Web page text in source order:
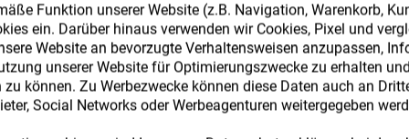
Funktion unserer Website (z.B. Navigation, Warenkorb,
ein. Darüber hinaus verwenden wir Cookies, Pixel und
Website an bevorzugte Verhaltensweisen anzupassen,
unserer Website für Optimierungszwecke zu erhalten
können. Zu Werbezwecke können diese Daten auch an
Social Networks oder Werbeagenturen weitergegeben
18746355
Nur:
7,50 €¹
inkl. MwSt. ggf. zzgl. Versandkosten
Nur:
16,44
AVP:25,29 €²
inkl. MwSt. ggf.
3,29 €pro 1 l